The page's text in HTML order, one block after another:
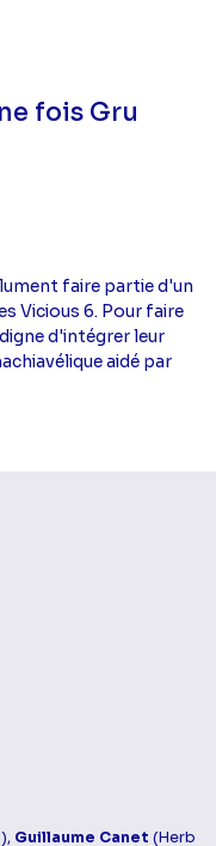
fois Gru
faire partie d'un
Vicious 6. Pour faire
d'intégrer leur
aidé par
fiche diffusion
Guillaume Canet (Herb